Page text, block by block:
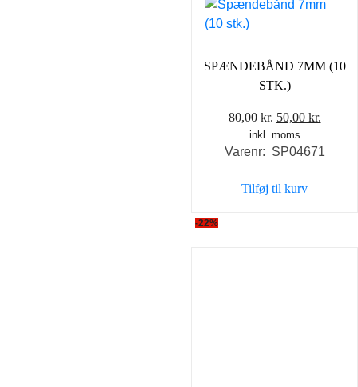
SPÆNDEBÅND 7MM (10
STK.)
80,00kr. Den
oprindelige
pris
80,00 kr..
50,00 kr.
pris
inkl. moms
Varenr: SP04671
Tilføj til kurv
-22%